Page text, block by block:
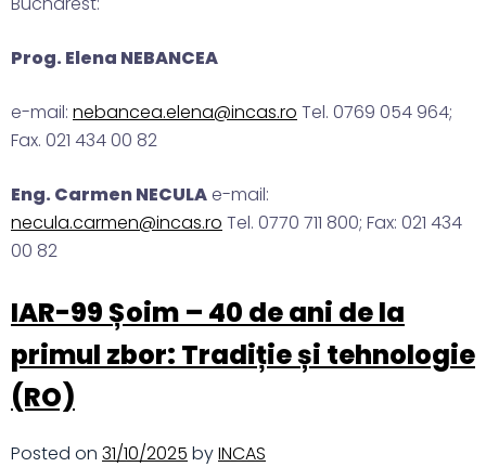
Prog. Elena NEBANCEA
e-mail: nebancea.elena@incas.ro Tel. 0769 054 964;
Fax. 021 434 00 82
Eng. Carmen NECULAe-mail:
necula.carmen@incas.ro Tel. 0770 711 800; Fax: 021 434
00 82
IAR-99 Șoim – 40 de ani de la
primul zbor: Tradiție și tehnologie
(RO)
Posted on 31/10/2025 byINCAS